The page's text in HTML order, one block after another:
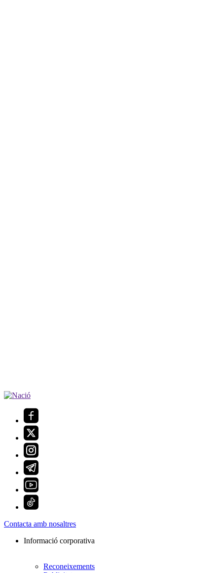
Contacta amb nosaltres
Informació corporativa
Reconeixements